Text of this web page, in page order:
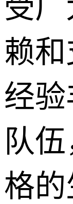
受
赖
经
队
格